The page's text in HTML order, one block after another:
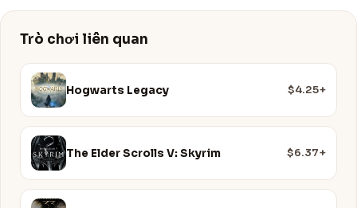
Trò chơi liên quan
Hogwarts Legacy $4.25+
The Elder Scrolls V: Skyrim $6.37+